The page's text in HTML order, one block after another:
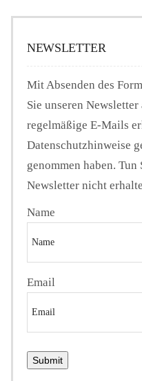
NEWSLETTER
Mit Absenden des
Sie unseren
regelmäßige E-Mails
Datenschutzhinweise
genommen haben.
Newsletter nicht
Name
Email